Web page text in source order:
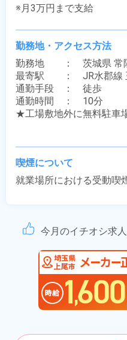
※月3万円まで支給
勤務地・アクセス方法
勤務地　　：　茨城県 常
最寄駅　　：　JR水郡線
通勤手段　：　徒歩
通勤時間　：　10分
★工場敷地外に無料駐車
喫煙について
就業場所における受動喫
今月のイチオシ求人